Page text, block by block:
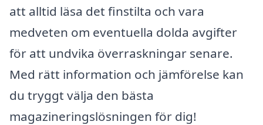
att alltid läsa det finstilta och vara
medveten om eventuella dolda avgifter
för att undvika överraskningar senare.
Med rätt information och jämförelse kan
du tryggt välja den bästa
magazineringslösningen för dig!